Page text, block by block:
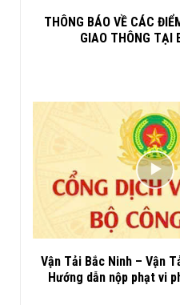
THÔNG BÁO VỀ CÁC
GIAO THÔNG TẠI
Vận Tải Bắc Ninh – Vận
Hướng dẫn nộp phạt vi